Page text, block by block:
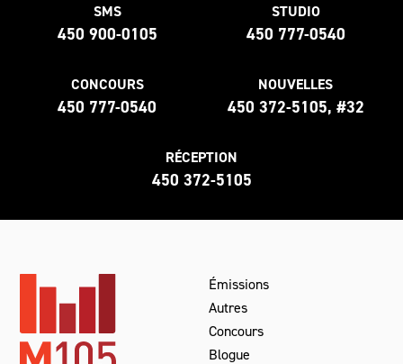
SMS
450 900-0105
STUDIO
450 777-0540
CONCOURS
450 777-0540
NOUVELLES
450 372-5105, #32
RÉCEPTION
450 372-5105
Émissions
Autres
Concours
Blogue